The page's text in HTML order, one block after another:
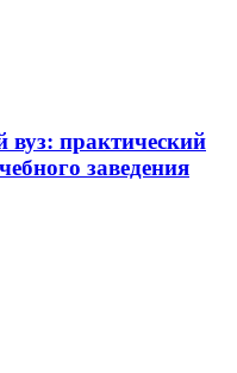
вуз: практический
заведения